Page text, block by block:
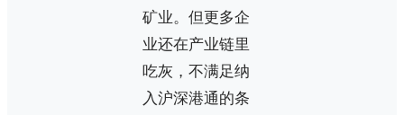
矿业。但更多企
业还在产业链里
吃灰，不满足纳
入沪深港通的条